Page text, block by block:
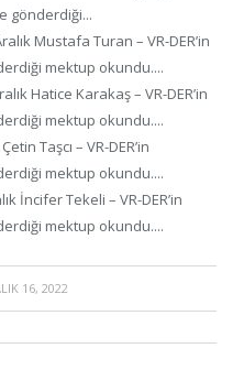
gönderdiği...
Mustafa Turan – VR-DER’in
mektup okundu....
Hatice Karakaş – VR-DER’in
mektup okundu....
Taşcı – VR-DER’in
mektup okundu....
İncifer Tekeli – VR-DER’in
mektup okundu....
16, 2022